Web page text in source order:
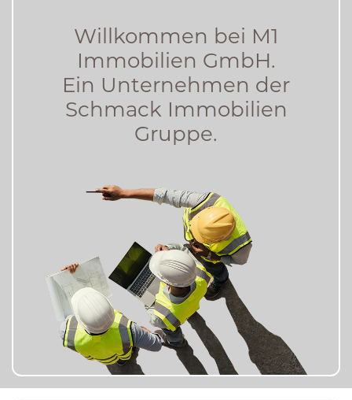
Willkommen bei M1
Immobilien GmbH.
Ein Unternehmen der
Schmack Immobilien
Gruppe.